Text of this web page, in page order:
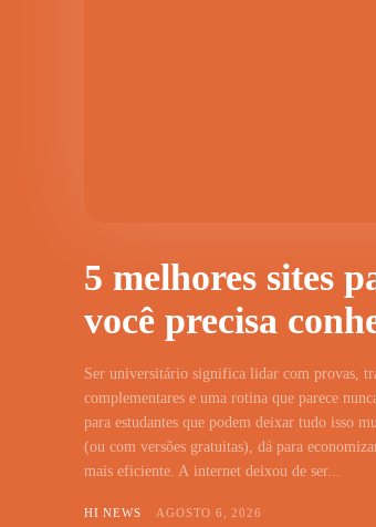
5 melhores sites
você precisa
Ser universitário significa lidar com provas,
complementares e uma rotina que parece
para estudantes que podem deixar tudo isso
(ou com versões gratuitas), dá para
mais eficiente. A internet deixou de ser...
HI NEWS AGOSTO 6, 2026